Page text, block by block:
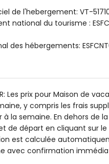
d'un réfrigérateur-
agrumes
de la Maison principale
avec lit double (200 x 160
avec deux lits simples
avec lavabo,
avec baignoire et WC
Augusto Gîte :
ventilateur de plafond
de l'hebergement: VT-
national du tourisme :
des hébergements:
Les prix pour Maison de
y compris les frais
à la semaine. En dehors de
de départ en cliquant sur
est calculée
avec confirmation